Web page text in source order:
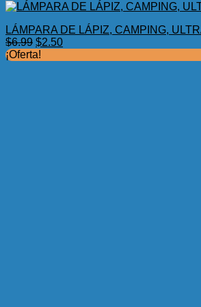
LÁMPARA DE LÁPIZ, CAMPING,
$6.99 El
precio
$2.50El
¡Oferta!